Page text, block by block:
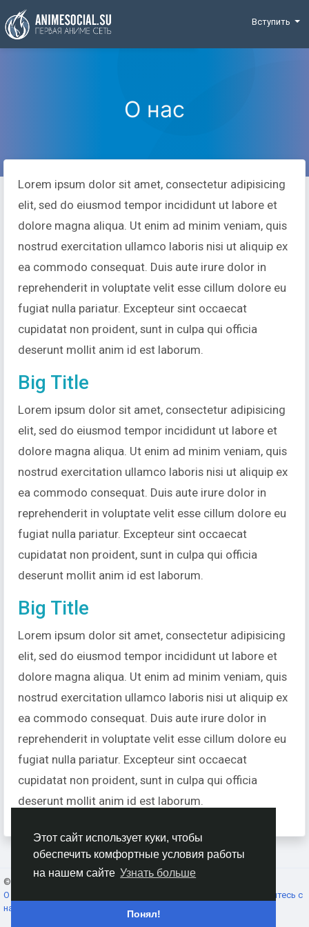
Этот сайт использует куки, чтобы
обеспечить комфортные условия работы
на нашем сайте Узнать больше
Понял!
Funding
Вступить
О нас
Lorem ipsum dolor sit amet, consectetur adipisicing
elit, sed do eiusmod tempor incididunt ut labore et
dolore magna aliqua. Ut enim ad minim veniam, quis
nostrud exercitation ullamco laboris nisi ut aliquip ex
ea commodo consequat. Duis aute irure dolor in
reprehenderit in voluptate velit esse cillum dolore eu
fugiat nulla pariatur. Excepteur sint occaecat
cupidatat non proident, sunt in culpa qui officia
deserunt mollit anim id est laborum.
Big Title
Lorem ipsum dolor sit amet, consectetur adipisicing
elit, sed do eiusmod tempor incididunt ut labore et
dolore magna aliqua. Ut enim ad minim veniam, quis
nostrud exercitation ullamco laboris nisi ut aliquip ex
ea commodo consequat. Duis aute irure dolor in
reprehenderit in voluptate velit esse cillum dolore eu
fugiat nulla pariatur. Excepteur sint occaecat
cupidatat non proident, sunt in culpa qui officia
deserunt mollit anim id est laborum.
Big Title
Lorem ipsum dolor sit amet, consectetur adipisicing
elit, sed do eiusmod tempor incididunt ut labore et
dolore magna aliqua. Ut enim ad minim veniam, quis
nostrud exercitation ullamco laboris nisi ut aliquip ex
ea commodo consequat. Duis aute irure dolor in
reprehenderit in voluptate velit esse cillum dolore eu
fugiat nulla pariatur. Excepteur sint occaecat
cupidatat non proident, sunt in culpa qui officia
deserunt mollit anim id est laborum.
© 2026 AnimeSocial.SU - Первая аниме сеть!
О нас
Свяжитесь с
нами